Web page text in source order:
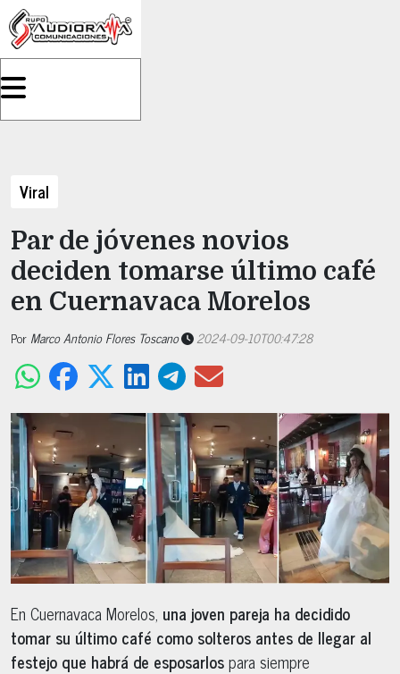
Viral
Par de jóvenes novios
deciden tomarse último café
en Cuernavaca Morelos
Por Marco Antonio Flores Toscano 2024-09-10T00:47:28
En Cuernavaca Morelos, una joven pareja ha decidido
tomar su último café como solteros antes de llegar al
festejo que habrá de esposarlospara siempre